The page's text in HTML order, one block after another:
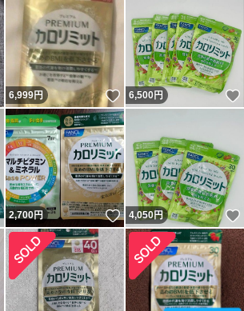
いいね！
6,999円 いいね！
6,500円
いいね！
2,700円 いいね！
4,050円